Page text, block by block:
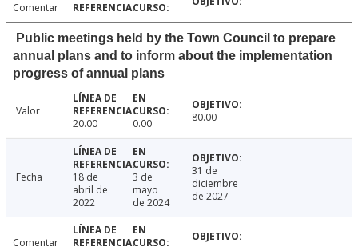
Comentar
Public meetings held by the Town Council to prepare
annual plans and to inform about the implementation
progress of annual plans
Valor
20.00
0.00 80.00
Fecha
18 de
abril de
2022
3 de
mayo
de 2024
31 de
diciembre
de 2027
Comentar